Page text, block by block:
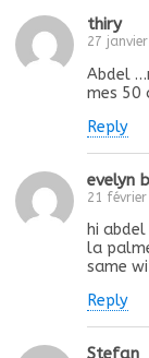
thiry
27
Abdel
mes 50
Reply
evelyn
21 février
hi
la
same
Reply
Stefan